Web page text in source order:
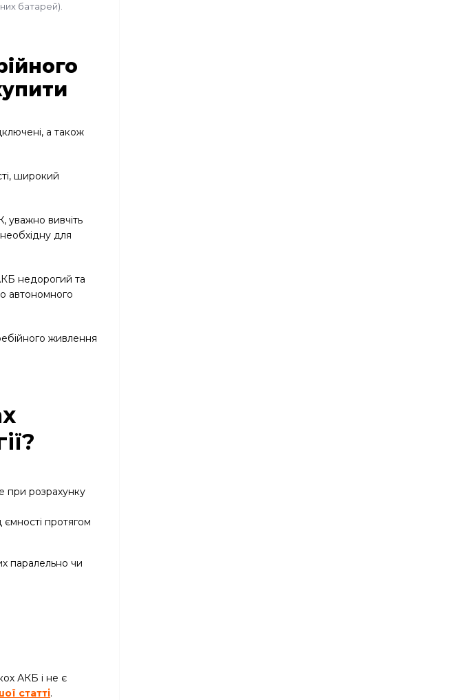
батарей).
а також
широкий
вивчіть
для
недорогий та
автономного
живлення
при розрахунку
протягом
паралельно чи
АКБ і не є
статті.